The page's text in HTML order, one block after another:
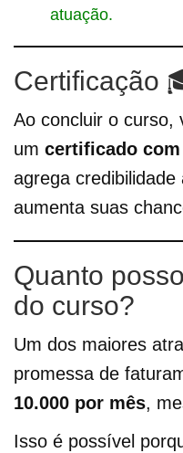
atuação.
Certificação
Ao concluir o curso,
um certificado com
agrega
aumenta suas
Quanto
do curso?
Um dos maiores
promessa de
10.000 por mês,
Isso é possível